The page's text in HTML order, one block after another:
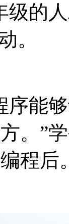
级的
。
够让
后